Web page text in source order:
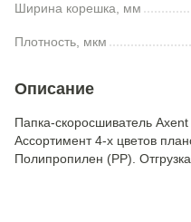
Ширина корешка, мм
Плотность, мкм
Описание
Папка-скоросшиватель
Ассортимент 4-х цветов
Полипропилен (РР).